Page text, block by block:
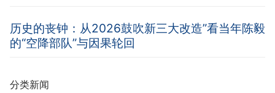
历史的丧钟：从2026鼓吹新三大改造”看当年陈毅
的“空降部队”与因果轮回
分类新闻